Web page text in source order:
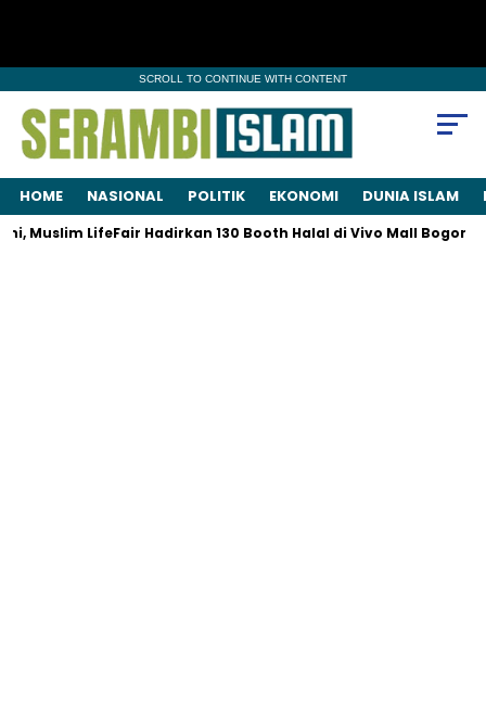
SCROLL TO CONTINUE WITH CONTENT
HOME NASIONAL POLITIK EKONOMI DUNIA ISLAM
Muslim LifeFair Hadirkan 130 Booth Halal di Vivo Mall Bogor